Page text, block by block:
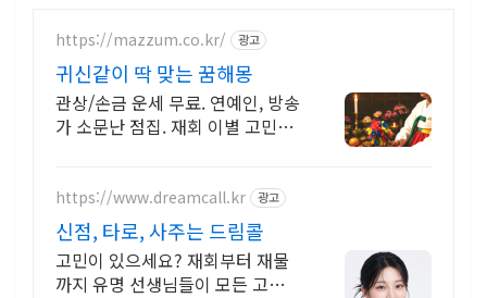
https://mazzum.co.kr/ 광고
귀신같이 딱 맞는 꿈해몽
관상/손금 운세 무료. 연예인, 방송
가 소문난 점집. 재회 이별 고민
https://www.dreamcall.kr 광고
신점, 타로, 사주는 드림콜
고민이 있으세요? 재회부터 재물
까지 유명 선생님들이 모든 고민을